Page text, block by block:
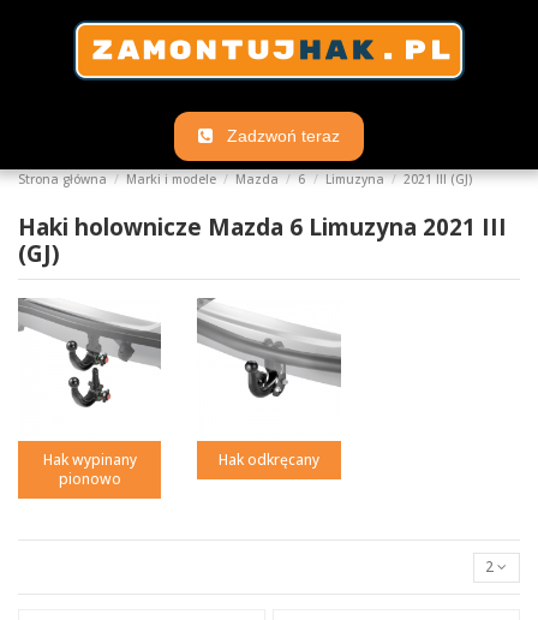
Zadzwoń teraz
Strona główna Marki i modele Mazda 6 Limuzyna 2021 III (GJ)
Haki holownicze Mazda 6 Limuzyna 2021 III
(GJ)
Hak wypinany
pionowo
Hak odkręcany
2